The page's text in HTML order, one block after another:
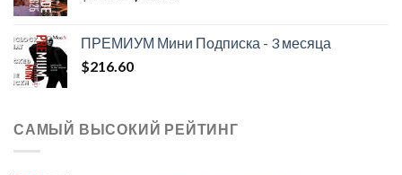
$20.52.
ПРЕМИУМ Мини Подписка - 3 месяца
$216.60
САМЫЙ ВЫСОКИЙ РЕЙТИНГ